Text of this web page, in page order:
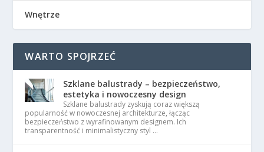
Wnętrze
WARTO SPOJRZEĆ
Szklane balustrady – bezpieczeństwo,
estetyka i nowoczesny design
Szklane balustrady zyskują coraz większą
popularność w nowoczesnej architekturze, łącząc
bezpieczeństwo z wyrafinowanym designem. Ich
transparentność i minimalistyczny styl …